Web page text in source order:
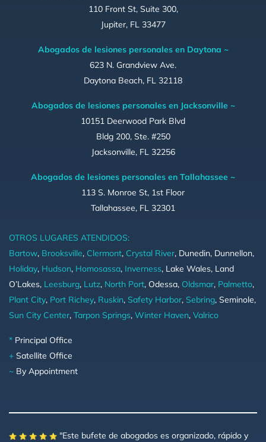
110 Front St, Suite 300,
Jupiter, FL 33477
Abogados de lesiones personales en Daytona ~
623 N. Grandview Ave.
Daytona Beach, FL 32118
Abogados de lesiones personales en Jacksonville ~
10151 Deerwood Park Blvd
Bldg 200, Ste. #250
Jacksonville, FL 32256
Abogados de lesiones personales en Tallahassee ~
113 S. Monroe St, 1st Floor
Tallahassee, FL 32301
OTROS LUGARES ATENDIDOS:
Bartow, Brooksville, Clermont, Crystal River, Dunedin, Dunnellon,
Holiday, Hudson, Homosassa, Inverness, Lake Wales, Land
O’Lakes, Leesburg, Lutz, North Port, Odessa, Oldsmar, Palmetto,
Plant City, Port Richey, Ruskin, Safety Harbor, Sebring, Seminole,
Sun City Center, Tarpon Springs, Winter Haven, Valrico
* Principal Office
+ Satellite Office
~ By Appointment
"Este bufete de abogados es organizado, rápido y